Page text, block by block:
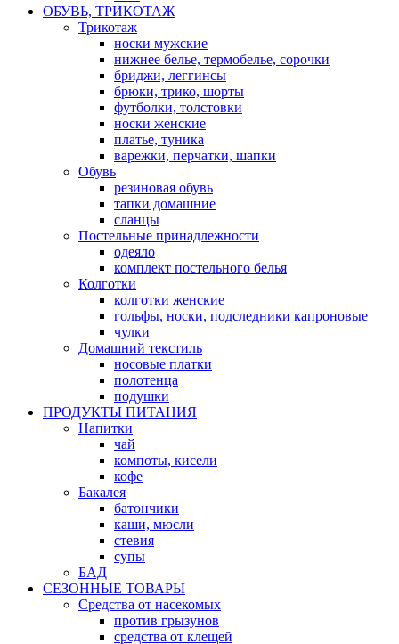
ОБУВЬ, ТРИКОТАЖ
Трикотаж
носки мужские
нижнее белье, термобелье, сорочки
бриджи, леггинсы
брюки, трико, шорты
футболки, толстовки
носки женские
платье, туника
варежки, перчатки, шапки
Обувь
резиновая обувь
тапки домашние
сланцы
Постельные принадлежности
одеяло
комплект постельного белья
Колготки
колготки женские
гольфы, носки, подследники капроновые
чулки
Домашний текстиль
носовые платки
полотенца
подушки
ПРОДУКТЫ ПИТАНИЯ
Напитки
чай
компоты, кисели
кофе
Бакалея
батончики
каши, мюсли
стевия
супы
БАД
СЕЗОННЫЕ ТОВАРЫ
Средства от насекомых
против грызунов
средства от клещей